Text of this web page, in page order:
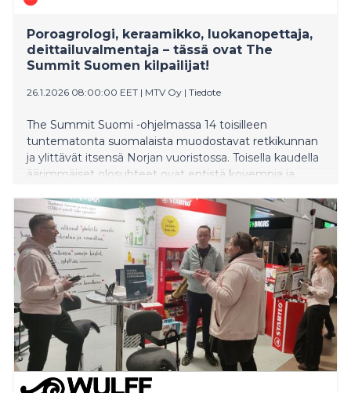
Poroagrologi, keraamikko, luokanopettaja,
deittailuvalmentaja – tässä ovat The
Summit Suomen kilpailijat!
26.1.2026 08:00:00 EET | MTV Oy | Tiedote
The Summit Suomi -ohjelmassa 14 toisilleen
tuntematonta suomalaista muodostavat retkikunnan
ja ylittävät itsensä Norjan vuoristossa. Toisella kaudella
äärimmäiset olosuhteet ovat entistä kovempia ja
ennennäkemätön käänne nostaa kierroksia ja pistää
pakan sekaisin. The Summit Suomi alkaa MTV
Katsomossa ja MTV3-kanavalla 1. maaliskuuta.